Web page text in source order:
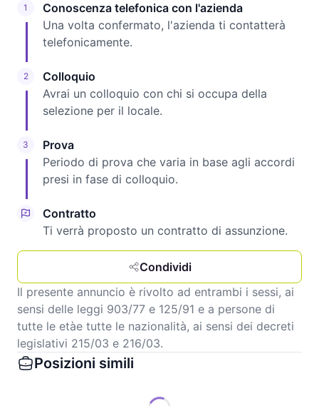
1
Conoscenza telefonica con l'azienda
Una volta confermato, l'azienda ti contatterà
telefonicamente.
2
Colloquio
Avrai un colloquio con chi si occupa della
selezione per il locale.
3
Prova
Periodo di prova che varia in base agli accordi
presi in fase di colloquio.
Contratto
Ti verrà proposto un contratto di assunzione.
Condividi
Il presente annuncio è rivolto ad entrambi i sessi, ai
sensi delle leggi 903/77 e 125/91 e a persone di
tutte le etàe tutte le nazionalità, ai sensi dei decreti
legislativi 215/03 e 216/03.
Posizioni simili